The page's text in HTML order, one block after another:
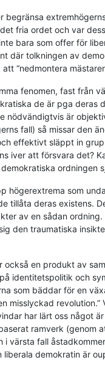
begränsa
fria ordet och var
bara som offer för
där tolkningen av
“nedmontera
fenomen, fast från
de är pga deras
nödvändigtvis är
fall) så missar den
effektivt släppt in
iver att försvara det?
ordningen
högerextrema som
tillåta deras existens.
av en sådan
den traumatiska
en produkt av
identitetspolitik och
som bäddar för en
misslyckad
har lärt oss något
ramverk (genom
i värsta fall
demokratin är